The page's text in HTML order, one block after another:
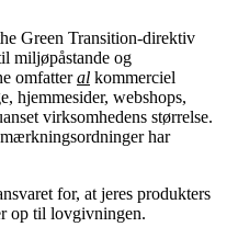
Green Transition-direktiv
miljøpåstande og
omfatteral kommerciel
hjemmesider, webshops,
virksomhedens størrelse.
har
for, at jeres produkters
op til lovgivningen.